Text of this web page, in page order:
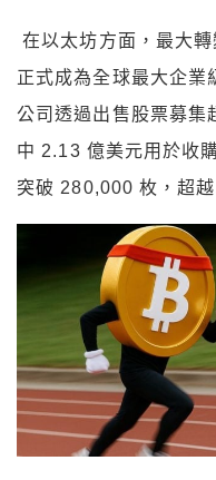
在以太坊方面，最大
正式成為全球最大企業
公司透過出售股票募集
中 2.13 億美元用於收
突破 280,000枚，超